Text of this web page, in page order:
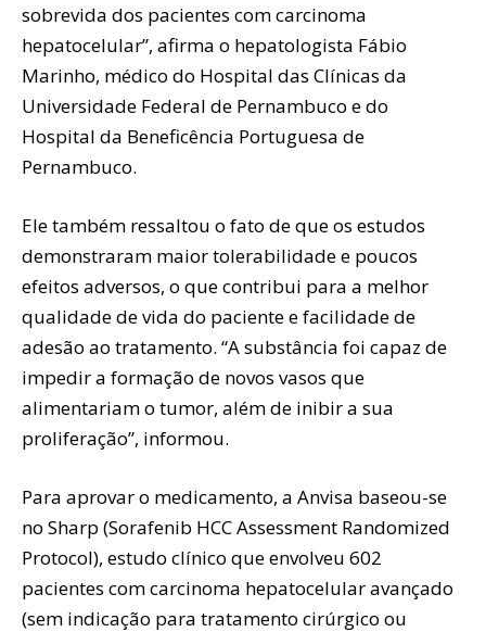
sobrevida dos pacientes com carcinoma
hepatocelular”, afirma o hepatologista Fábio
Marinho, médico do Hospital das Clínicas da
Universidade Federal de Pernambuco e do
Hospital da Beneficência Portuguesa de
Pernambuco.
Ele também ressaltou o fato de que os estudos
demonstraram maior tolerabilidade e poucos
efeitos adversos, o que contribui para a melhor
qualidade de vida do paciente e facilidade de
adesão ao tratamento. “A substância foi capaz de
impedir a formação de novos vasos que
alimentariam o tumor, além de inibir a sua
proliferação”, informou.
Para aprovar o medicamento, a Anvisa baseou-se
no Sharp (Sorafenib HCC Assessment Randomized
Protocol), estudo clínico que envolveu 602
pacientes com carcinoma hepatocelular avançado
(sem indicação para tratamento cirúrgico ou